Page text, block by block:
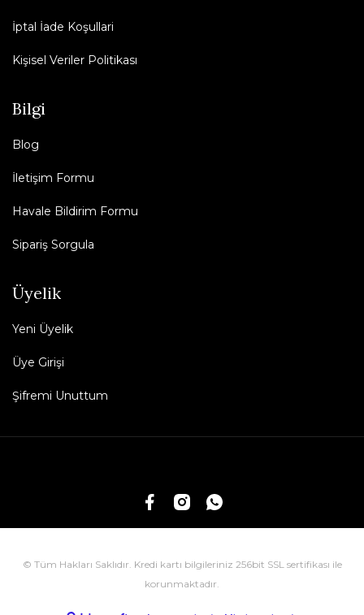
İptal İade Koşullari
Kişisel Veriler Politikası
Bilgi
Blog
İletişim Formu
Havale Bildirim Formu
Sipariş Sorgula
Üyelik
Yeni Üyelik
Üye Girişi
Şifremi Unuttum
© Tüm Hakları Saklıdır. Kredi kartı bilgileriniz 256bit SSL sertifikası ile
korunmaktadır.